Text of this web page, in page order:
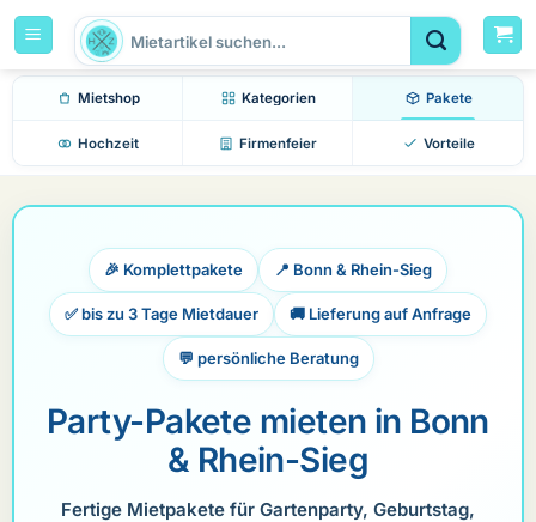
Zum
Inhalt
springen
Suchen
nach:
Mietshop Kategorien Pakete
Hochzeit Firmenfeier Vorteile
🎉 Komplettpakete 📍 Bonn & Rhein-Sieg
✅ bis zu 3 Tage Mietdauer 🚚 Lieferung auf Anfrage
💬 persönliche Beratung
Party-Pakete mieten in Bonn
& Rhein-Sieg
Fertige Mietpakete für Gartenparty, Geburtstag,